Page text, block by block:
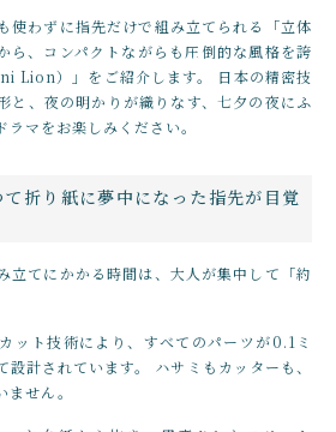
お問い合わせ
使わずに指先だけで組み立てられる「立体
ら、コンパクトながらも圧倒的な風格を誇
Lion）」をご紹介します。 日本の精密技
と、夜の明かりが織りなす、七夕の夜にふ
マをお楽しみください。
折り紙に夢中になった指先が目覚
立てにかかる時間は、大人が集中して「約
ット技術により、すべてのパーツが0.1ミ
設計されています。 ハサミもカッターも、
せん。